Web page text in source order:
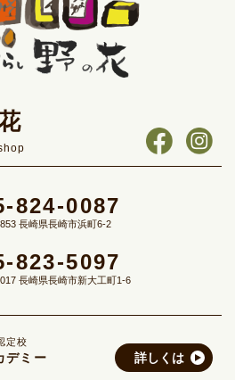
824-0087
長崎県長崎市浜町6-2
823-5097
長崎県長崎市新大工町1-6
定校
デミー 詳しくは